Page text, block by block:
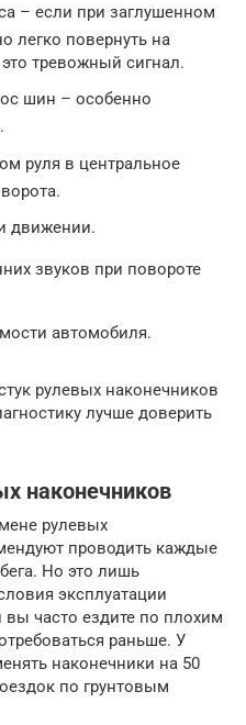
– если при заглушенном
легко повернуть на
тревожный сигнал.
шин – особенно
руля в центральное
движении.
звуков при повороте
автомобиля.
рулевых наконечников
лучше доверить
наконечников
рулевых
проводить каждые
Но это лишь
эксплуатации
часто ездите по плохим
раньше. У
наконечники на 50
по грунтовым